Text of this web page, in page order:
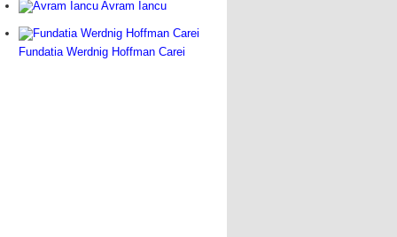
Avram Iancu
Fundatia Werdnig Hoffman Carei